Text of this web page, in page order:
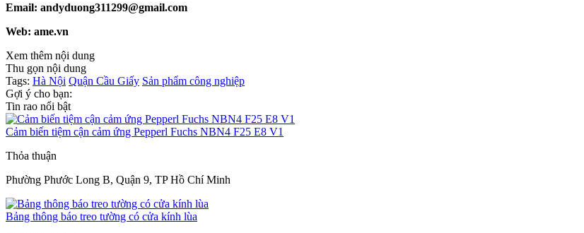
Email: andyduong311299@gmail.com
Web: ame.vn
Xem thêm nội dung
Thu gọn nội dung
Tags: Hà Nội Quận Cầu Giấy Sản phẩm công nghiệp
Gợi ý cho bạn:
Tin rao nổi bật
Cảm biến tiệm cận cảm ứng Pepperl Fuchs NBN4 F25 E8 V1
Thỏa thuận
Phường Phước Long B, Quận 9, TP Hồ Chí Minh
Bảng thông báo treo tường có cửa kính lùa